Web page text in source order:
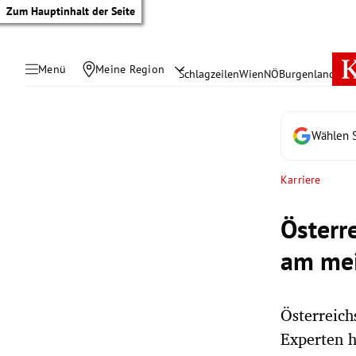
Zum Hauptinhalt der Seite
Menü Meine Region SchlagzeilenWienNÖBurgenland
Wählen
Karriere
am
Experten